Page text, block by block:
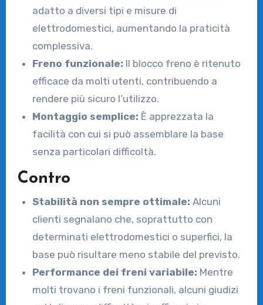
adatto a diversi tipi e misure di
elettrodomestici, aumentando la praticità
complessiva.
Freno funzionale: Il blocco freno è ritenuto
efficace da molti utenti, contribuendo a
rendere più sicuro l’utilizzo.
Montaggio semplice: È apprezzata la
facilità con cui si può assemblare la base
senza particolari difficoltà.
Contro
Stabilità non sempre ottimale: Alcuni
clienti segnalano che, soprattutto con
determinati elettrodomestici o superfici, la
base può risultare meno stabile del previsto.
Performance dei freni variabile: Mentre
molti trovano i freni funzionali, alcuni giudizi